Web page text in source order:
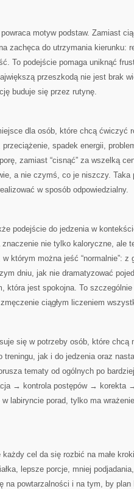
motyw podstaw. Zamiast
zachęca do utrzymania kierunku:
To podejście pomaga uniknąć
przeszkodą nie jest brak
buduje się przez rutynę.
dla osób, które chcą ćwiczyć
przeciążenie, spadek energii,
zamiast “cisnąć” za wszelką
a nie czymś, co je niszczy. Taka
w sposób odpowiedzialny.
podejście do jedzenia w
nie tylko kaloryczne, ale
którym można jeść “normalnie”: z
dniu, jak nie dramatyzować
która jest spokojna. To
ciągłym liczeniem
się w potrzeby osób, które chcą
treningu, jak i do jedzenia oraz
tematy od ogólnych po
→ kontrola postępów → korekta
labiryncie porad, tylko ma
cel da się rozbić na małe
lepsze porcje, mniej
na powtarzalności i na tym, by plan